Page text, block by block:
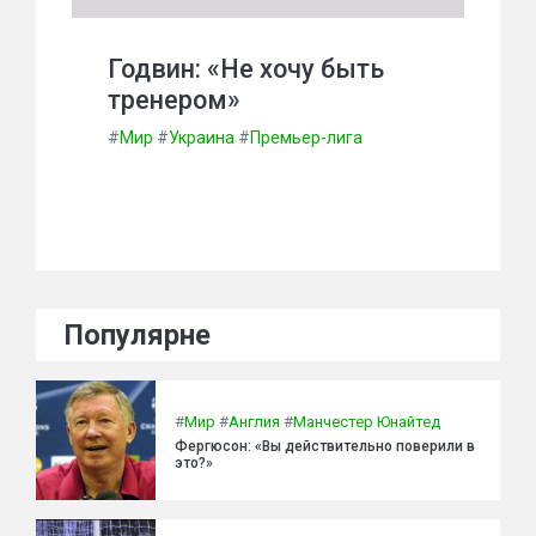
Годвин: «Не хочу быть
тренером»
#Мир #Украина #Премьер-лига
Популярне
#Мир #Англия #Манчестер Юнайтед
Фергюсон: «Вы действительно поверили в
это?»